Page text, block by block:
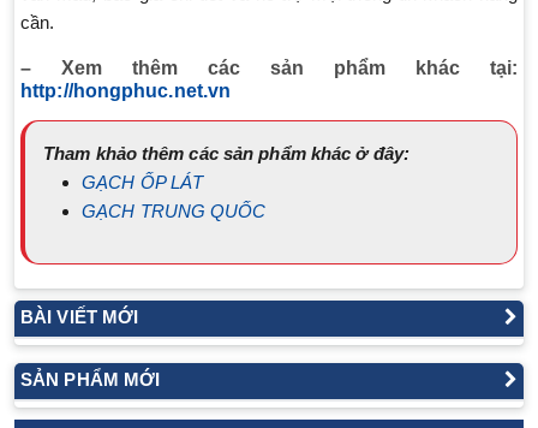
cần.
– Xem thêm các sản phẩm khác tại:
http://hongphuc.net.vn
Tham khảo thêm các sản phẩm khác ở đây:
GẠCH ỐP LÁT
GẠCH TRUNG QUỐC
BÀI VIẾT MỚI
SẢN PHẨM MỚI